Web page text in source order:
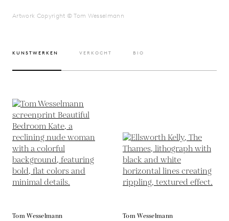
Artwork Copyright © Tom Wesselmann
KUNSTWERKEN VERKOCHT BIO
Tom Wesselmann
Tom Wesselmann